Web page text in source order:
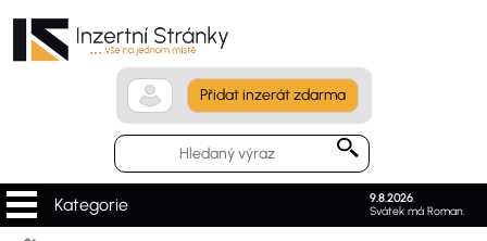
Přidat inzerát zdarma
9.8.2026.
Svátek má Roman.
Kategorie